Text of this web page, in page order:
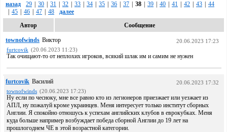
назад 29 30 31 32 33 34 35 36 37 38 39 40 41 42 43
44
45 46 47 48
далее
Автор
Сообщение
townofwinds Виктор
20.06.2023 17:23
furtcovik (20.06.2023 11:23)
Так очищают-то от неплохих игроков, всякий шлак им и самим не нужен
furtcovik Василий
20.06.2023 17:32
townofwinds (20.06.2023 17:23)
Ну если по чесноку, мне все равно кто из легионеров приезжает или уезжает из
АПЛ, ну пожалуй кроме украинцев. Меня интересует только институт сборных
Англии. Я спокойно отношусь к успехам английских клубов в еврокубках. Меня
куда больше например возбуждает победа сборной Англии до 19 лет на
прошлогоднем ЧЕ в этой возрастной категории.